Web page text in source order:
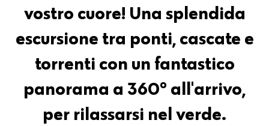
vostro cuore! Una splendida
escursione tra ponti, cascate e
torrenti con un fantastico
panorama a 360° all'arrivo,
per rilassarsi nel verde.